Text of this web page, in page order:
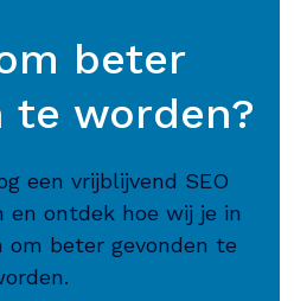
beter
te worden?
een vrijblijvend SEO
en ontdek hoe wij je in
om beter gevonden te